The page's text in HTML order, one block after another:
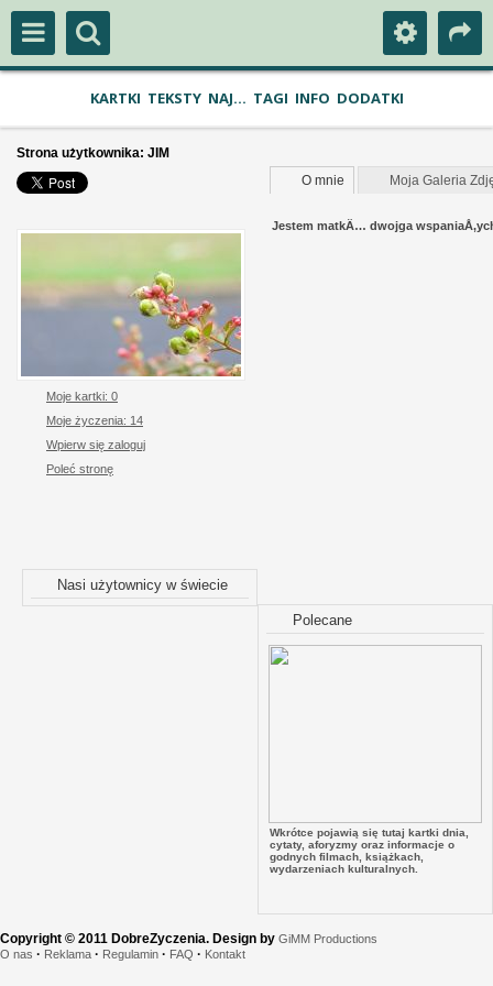
KARTKI TEKSTY NAJ... TAGI INFO DODATKI
Strona użytkownika: JIM
Moje kartki: 0
Moje życzenia: 14
Wpierw się zaloguj
Poleć stronę
O mnie Moja Galeria
Jestem matkÄ… dwojga
Polecane
Wkrótce pojawią się tutaj kartki dnia,
cytaty, aforyzmy oraz informacje o
godnych filmach, książkach,
wydarzeniach kulturalnych.
Nasi użytownicy w świecie
Copyright © 2011 DobreZyczenia. Design by GiMM Productions
O nas · Reklama · Regulamin · FAQ · Kontakt